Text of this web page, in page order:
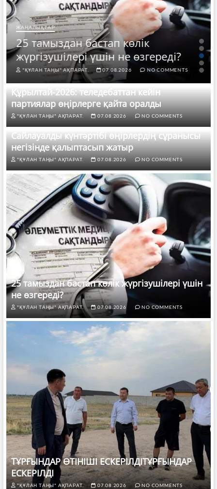
ЖАҢАЛЫҚТАР
25 тамыздан бастап көлік
жүргізушілері үшін не өзгереді?
"ҚҰЛАН ТАҢЫ" АҚПАРАТ. 07.08.2026 NO COMMENTS
Құрылтай-2026: теледебаттан кейін
партиялар өңірлерге қайта оралды
"ҚҰЛАН ТАҢЫ" АҚПАРАТ. 07.08.2026 NO COMMENTS
Сайлауалды күнтәртібі өңірлердің сұранысы
негізінде қалыптасып жатыр
"ҚҰЛАН ТАҢЫ" АҚПАРАТ. 07.08.2026 NO COMMENTS
25 тамыздан бастап көлік жүргізушілері үшін
не өзгереді?
"ҚҰЛАН ТАҢЫ" АҚПАРАТ. 07.08.2026 NO COMMENTS
ТҰРҒЫНДАР ӨТІНІШІ ЕСКЕРІЛДІТҰРҒЫНДАР
ЕСКЕРІЛДІ
"ҚҰЛАН ТАҢЫ" АҚПАРАТ. 07.08.2026 NO COMMENTS